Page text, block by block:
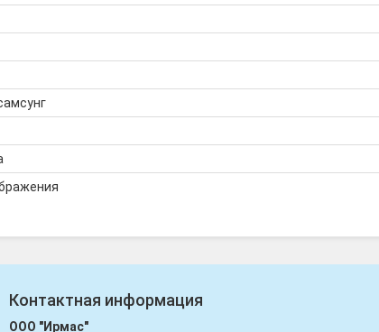
Контактная информация
ООО "Ирмас"